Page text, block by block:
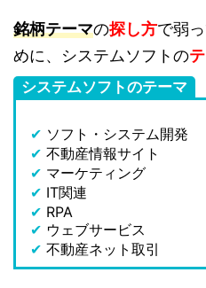
銘柄テーマの探し方で弱
めに、システムソフトの
システムソフトのテーマ
✔ ソフト・システム開発
✔ 不動産情報サイト
✔ マーケティング
✔ IT関連
✔ RPA
✔ ウェブサービス
✔ 不動産ネット取引